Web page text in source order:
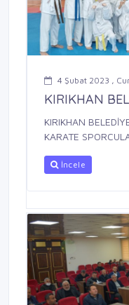
4 Şubat 2023 ,
KIRIKHAN
KIRIKHAN
KARATE
İncele